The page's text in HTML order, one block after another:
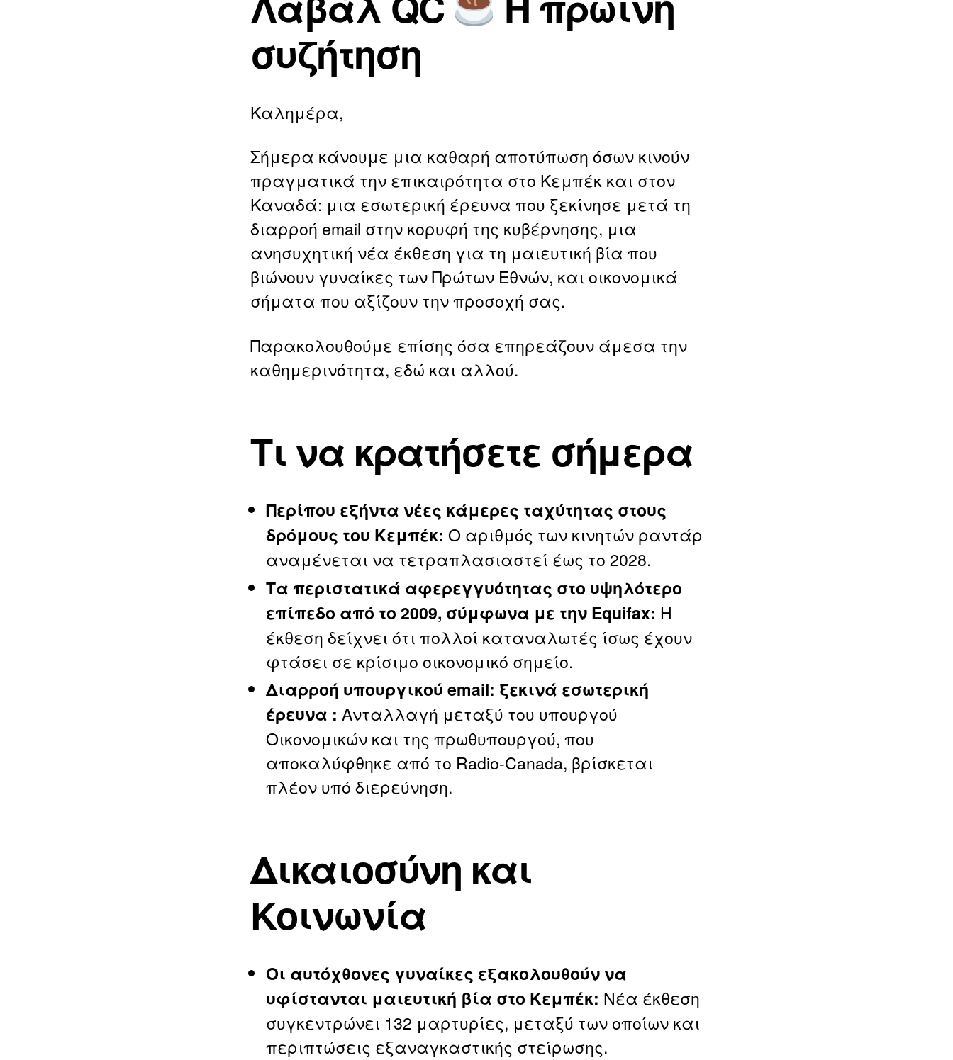
a
ri
2
6
συζήτηση
Καλημέρα,
Σήμερα κάνουμε μια καθαρή αποτύπωση όσων κινούν
πραγματικά την επικαιρότητα στο Κεμπέκ και στον
Καναδά: μια εσωτερική έρευνα που ξεκίνησε μετά τη
διαρροή email στην κορυφή της κυβέρνησης, μια
ανησυχητική νέα έκθεση για τη μαιευτική βία που
βιώνουν γυναίκες των Πρώτων Εθνών, και οικονομικά
σήματα που αξίζουν την προσοχή σας.
Παρακολουθούμε επίσης όσα επηρεάζουν άμεσα την
καθημερινότητα, εδώ και αλλού.
Τι να κρατήσετε σήμερα
Περίπου εξήντα νέες κάμερες ταχύτητας στους
δρόμους του Κεμπέκ: Ο αριθμός των κινητών ραντάρ
αναμένεται να τετραπλασιαστεί έως το 2028.
Τα περιστατικά αφερεγγυότητας στο υψηλότερο
επίπεδο από το 2009, σύμφωνα με την Equifax: Η
έκθεση δείχνει ότι πολλοί καταναλωτές ίσως έχουν
φτάσει σε κρίσιμο οικονομικό σημείο.
Διαρροή υπουργικού email: ξεκινά εσωτερική
έρευνα : Ανταλλαγή μεταξύ του υπουργού
Οικονομικών και της πρωθυπουργού, που
αποκαλύφθηκε από το Radio‑Canada, βρίσκεται
πλέον υπό διερεύνηση.
Δικαιοσύνη και
Κοινωνία
Οι αυτόχθονες γυναίκες εξακολουθούν να
υφίστανται μαιευτική βία στο Κεμπέκ: Νέα έκθεση
συγκεντρώνει 132 μαρτυρίες, μεταξύ των οποίων και
περιπτώσεις εξαναγκαστικής στείρωσης.